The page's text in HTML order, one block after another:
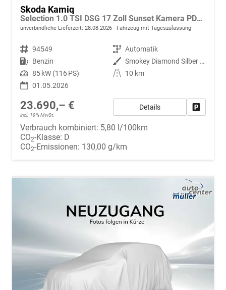
Skoda Kamiq
Selection 1.0 TSI DSG 17 Zoll Sunset Kamera PDC v+h
unverbindliche Lieferzeit: 28.08.2026 Fahrzeug mit Tageszulassung
Fahrzeugnr. 94549 Getriebe Automatik
Kraftstoff Benzin Außenfarbe
Smokey Diamond Silber Metallic
Leistung 85 kW (116 PS) Kilometerstand
10 km
01.05.2026
23.690,– €
incl. 19% MwSt.
Details
Verbrauch kombiniert: 5,80 l/100km
CO2-Klasse: D
CO2-Emissionen: 130,00 g/km